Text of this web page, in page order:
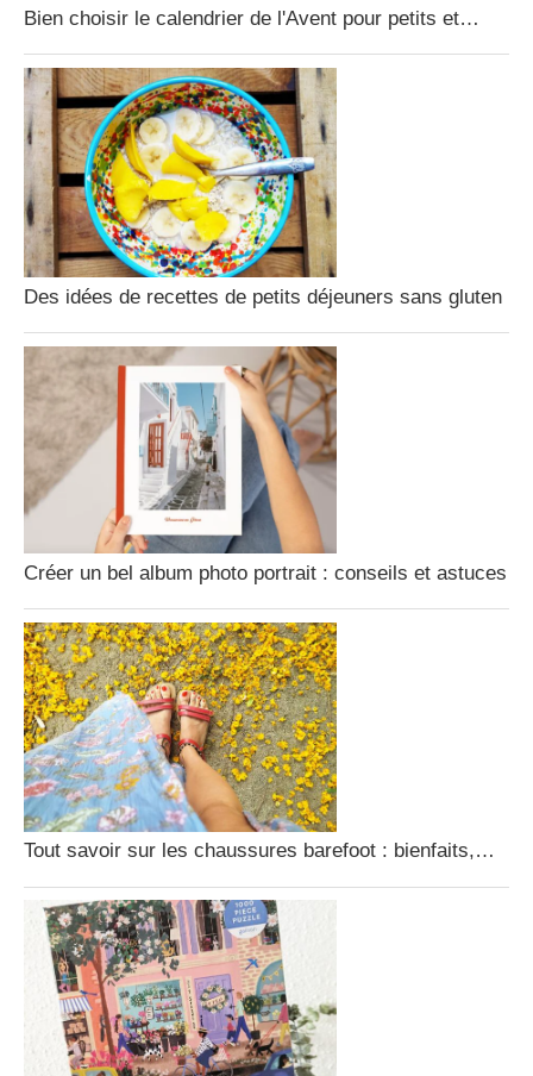
Bien choisir le calendrier de l'Avent pour petits et…
Des idées de recettes de petits déjeuners sans gluten
Créer un bel album photo portrait : conseils et astuces
Tout savoir sur les chaussures barefoot : bienfaits,…